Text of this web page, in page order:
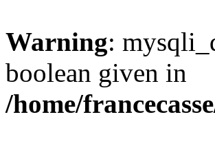
Warning:
boolean given in
/home/